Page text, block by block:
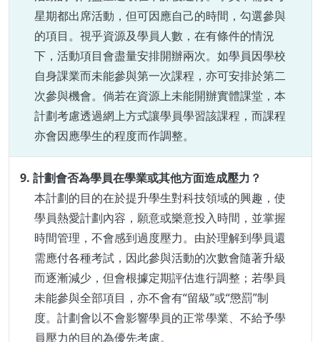
星期都出席活動，但可因應自己的時間，勾選參與
的項目。視乎資源及學員人數， 在有條件的情況
下，活動項目會盡量安排開辦兩次。如學員因學校
自身課業而未能參與第一次課程，亦可安排於第二
次參與機會。倘若在資源上未能開辦實體課堂，本
計劃考慮透過網上方式讓學員學習該課程，而課程
亦會因應學生的程度而作調整。
9. 計劃會否為學員在學業或其他方面造成壓力？
本計劃的目的在於提升學生對科技領域的興趣，使
學員熱愛計劃內容，願意或樂意投入時間，並掌握
時間管理，不會感到過度壓力。 由於理解到學員還
需應付各種考試，因此參與活動的次數會隨著升級
而逐漸減少，但會根據定期評估進行調整；若學員
未能參與全部項目， 亦不會有“留級”或“懲罰”制
度。 計劃會以不會影響學員的正常學業、不給予學
員壓力的目的為優先考慮。